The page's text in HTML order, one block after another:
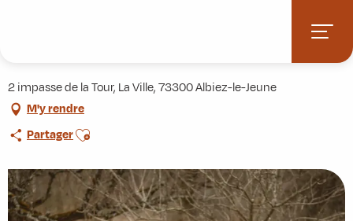
2 impasse de la Tour, La Ville, 73300 Albiez-le-Jeune
M'y rendre
PartagerAjouter aux favoris